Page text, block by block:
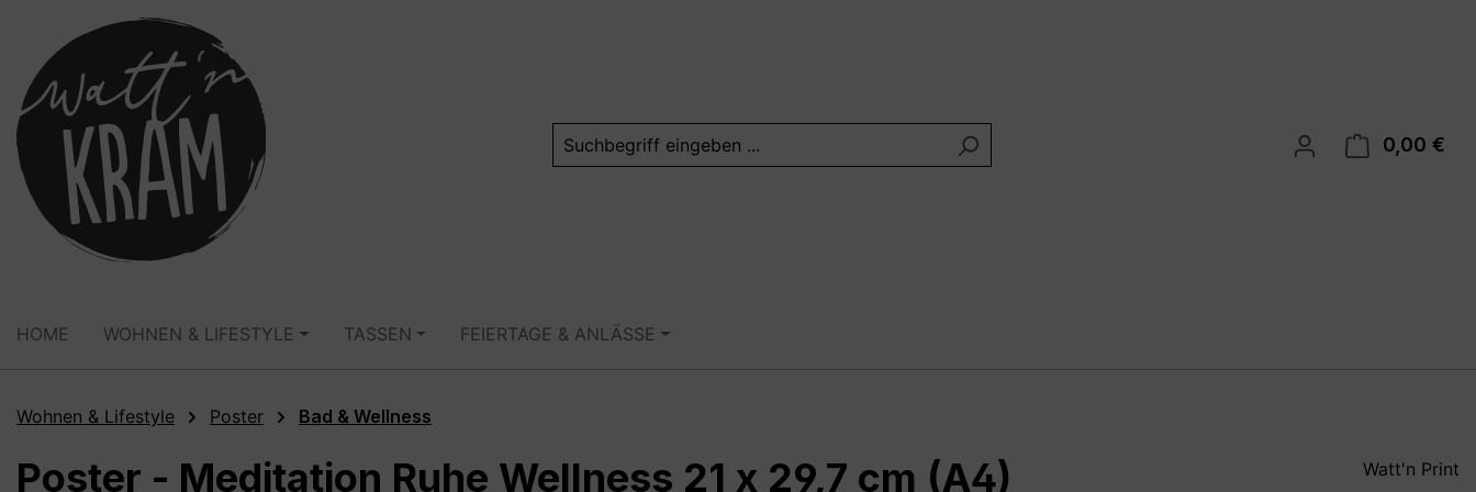
Zur Hauptnavigation springen
0,00 €
HOME WOHNEN & LIFESTYLE TASSEN FEIERTAGE & ANLÄSSE
Wohnen & Lifestyle Poster Bad & Wellness
Poster - Meditation Ruhe Wellness 21 x 29,7 cm (A4) Watt'n Print